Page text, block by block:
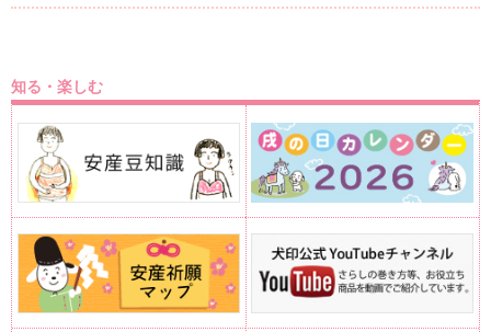
知る・楽しむ